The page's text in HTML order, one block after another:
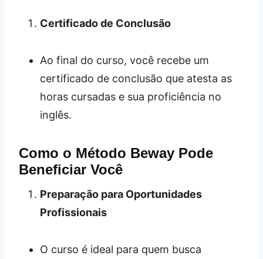
Certificado de Conclusão
Ao final do curso, você recebe um
certificado de conclusão que atesta as
horas cursadas e sua proficiência no
inglês.
Como o Método Beway Pode
Beneficiar Você
Preparação para Oportunidades
Profissionais
O curso é ideal para quem busca